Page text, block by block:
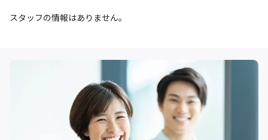
スタッフの情報はありません。